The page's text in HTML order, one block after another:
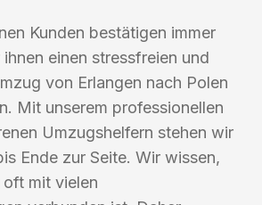
Kunden bestätigen immer
einen stressfreien und
von Erlangen nach Polen
Mit unserem professionellen
Umzugshelfern stehen wir
Ende zur Seite. Wir wissen,
mit vielen